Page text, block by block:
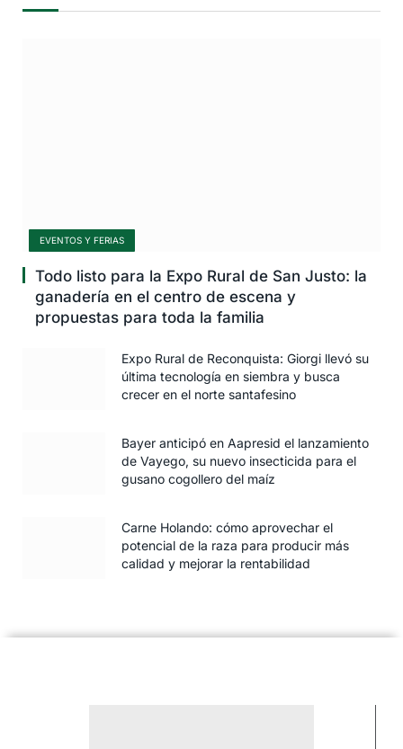
EVENTOS Y FERIAS
Todo listo para la Expo Rural de San Justo: la
ganadería en el centro de escena y
propuestas para toda la familia
Expo Rural de Reconquista: Giorgi llevó su
última tecnología en siembra y busca
crecer en el norte santafesino
Bayer anticipó en Aapresid el lanzamiento
de Vayego, su nuevo insecticida para el
gusano cogollero del maíz
Carne Holando: cómo aprovechar el
potencial de la raza para producir más
calidad y mejorar la rentabilidad